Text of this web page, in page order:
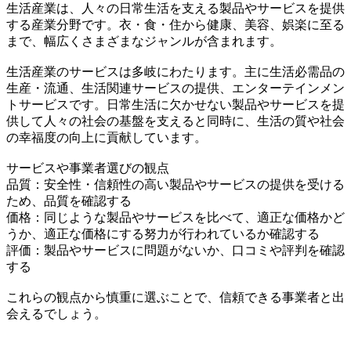
生活産業は、人々の日常生活を支える製品やサービスを提供
する産業分野です。衣・食・住から健康、美容、娯楽に至る
まで、幅広くさまざまなジャンルが含まれます。
生活産業のサービスは多岐にわたります。主に生活必需品の
生産・流通、生活関連サービスの提供、エンターテインメン
トサービスです。日常生活に欠かせない製品やサービスを提
供して人々の社会の基盤を支えると同時に、生活の質や社会
の幸福度の向上に貢献しています。
サービスや事業者選びの観点
品質：安全性・信頼性の高い製品やサービスの提供を受ける
ため、品質を確認する
価格：同じような製品やサービスを比べて、適正な価格かど
うか、適正な価格にする努力が行われているか確認する
評価：製品やサービスに問題がないか、口コミや評判を確認
する
これらの観点から慎重に選ぶことで、信頼できる事業者と出
会えるでしょう。